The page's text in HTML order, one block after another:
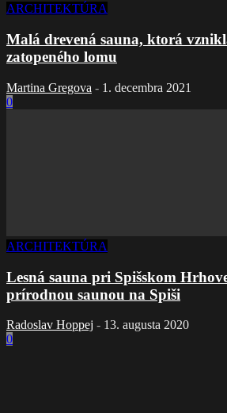
ARCHITEKTÚRA
Malá drevená sauna, ktorá
zatopeného lomu
Martina Gregova - 1. decembra 2021
0
ARCHITEKTÚRA
Lesná sauna pri Spišskom
prírodnou saunou na Spiši
Radoslav Hoppej - 13. augusta 2020
0